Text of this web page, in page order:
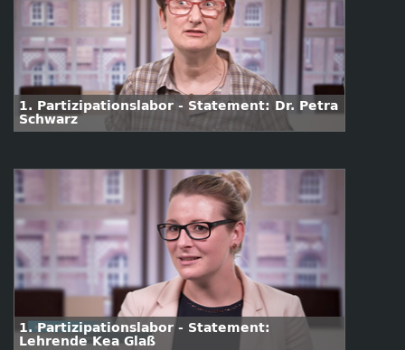
1. Partizipationslabor - Statement: Dr. Petra
Schwarz
1. Partizipationslabor - Statement:
Lehrende Kea Glaß